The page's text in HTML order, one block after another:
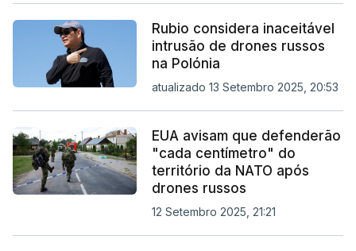
Rubio considera inaceitável
intrusão de drones russos
na Polónia
atualizado 13 Setembro 2025, 20:53
EUA avisam que defenderão
"cada centímetro" do
território da NATO após
drones russos
12 Setembro 2025, 21:21